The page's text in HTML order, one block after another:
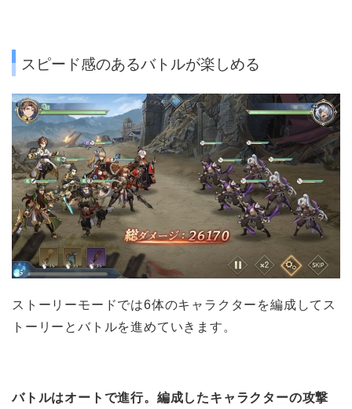
スピード感のあるバトルが楽しめる
ストーリーモードでは6体のキャラクターを編成してス
トーリーとバトルを進めていきます。
バトルはオートで進行。編成したキャラクターの攻撃